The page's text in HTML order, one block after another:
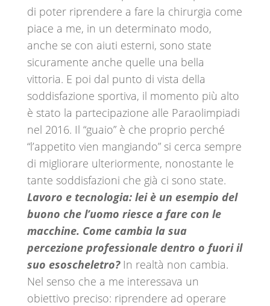
di poter riprendere a fare la chirurgia come
piace a me, in un determinato modo,
anche se con aiuti esterni, sono state
sicuramente anche quelle una bella
vittoria. E poi dal punto di vista della
soddisfazione sportiva, il momento più alto
è stato la partecipazione alle Paraolimpiadi
nel 2016. Il “guaio” è che proprio perché
“l’appetito vien mangiando” si cerca sempre
di migliorare ulteriormente, nonostante le
tante soddisfazioni che già ci sono state.
Lavoro e tecnologia: lei è un esempio del
buono che l’uomo riesce a fare con le
macchine. Come cambia la sua
percezione professionale dentro o fuori il
suo esoscheletro?In realtà non cambia.
Nel senso che a me interessava un
obiettivo preciso: riprendere ad operare